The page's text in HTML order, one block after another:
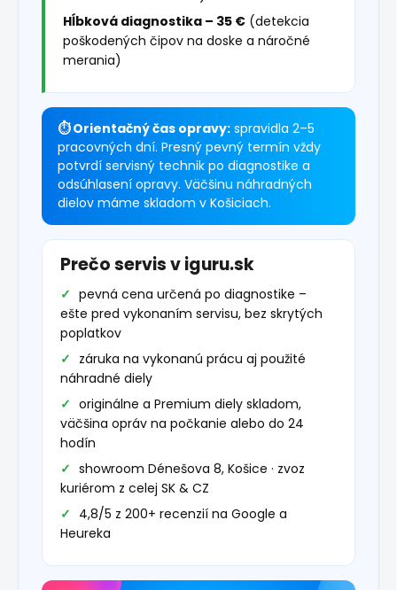
Hĺbková diagnostika – 35 € (detekcia
poškodených čipov na doske a náročné
merania)
⏱ Orientačný čas opravy: spravidla 2–5
pracovných dní. Presný pevný termín vždy
potvrdí servisný technik po diagnostike a
odsúhlasení opravy. Väčšinu náhradných
dielov máme skladom v Košiciach.
Prečo servis v iguru.sk
pevná cena určená po diagnostike –
ešte pred vykonaním servisu, bez skrytých
poplatkov
záruka na vykonanú prácu aj použité
náhradné diely
originálne a Premium diely skladom,
väčšina opráv na počkanie alebo do 24
hodín
showroom Dénešova 8, Košice · zvoz
kuriérom z celej SK & CZ
4,8/5 z 200+ recenzií na Google a
Heureka